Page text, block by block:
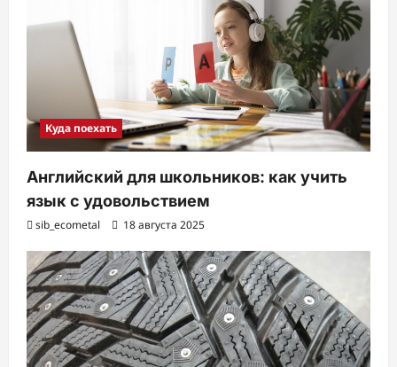
Куда поехать
Английский для школьников: как учить
язык с удовольствием
sib_ecometal 18 августа 2025